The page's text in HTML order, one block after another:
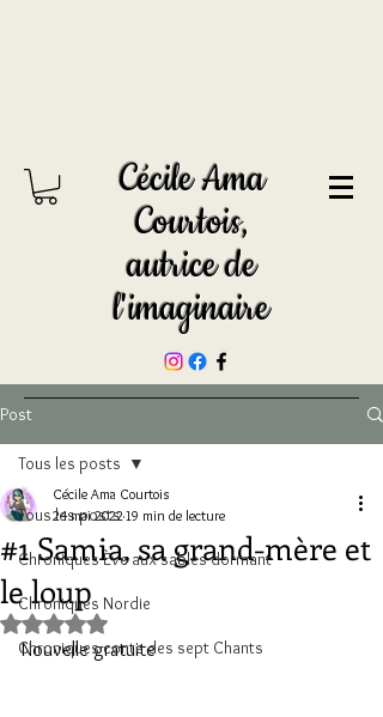
Cécile Ama
Courtois,
autrice de
l'imaginaire
Post
Tous les posts
Chroniques Ève aux sables dormant
Chroniques Nordie
Chroniques conte des sept Chants
Tous les posts
#1 Samia, sa grand-mère et
le loup
Cécile Ama Courtois
24 mai 202219 min de lecture
Noté NaN étoiles sur 5.
Nouvelle gratuite